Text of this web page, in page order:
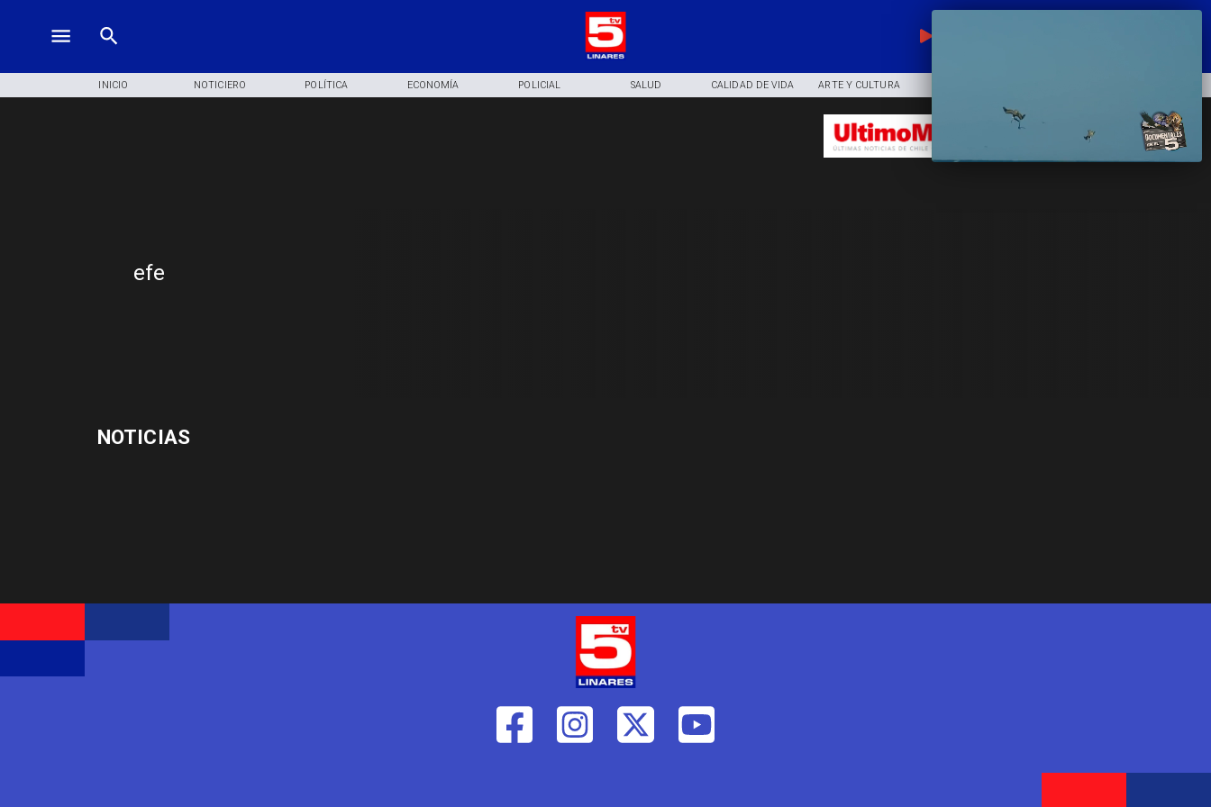
INICIO NOTICIERO POLÍTICA ECONOMÍA POLICIAL SALUD CALIDAD DE VIDA ARTE Y CULTURA
efe
NOTICIAS